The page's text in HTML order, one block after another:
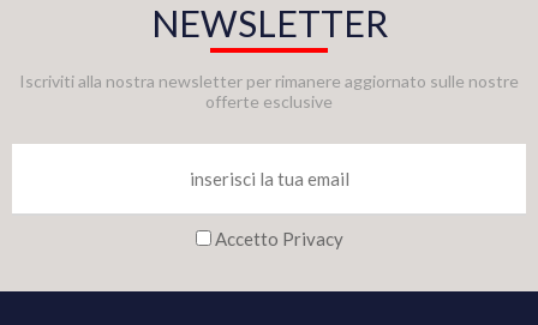
NEWSLETTER
Iscriviti alla nostra newsletter per rimanere aggiornato sulle nostre
offerte esclusive
Accetto Privacy